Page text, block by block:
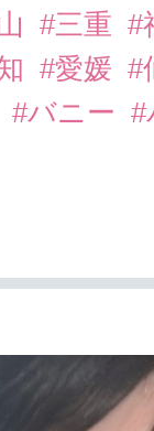
#三重 #
#愛媛 #
#バニー #